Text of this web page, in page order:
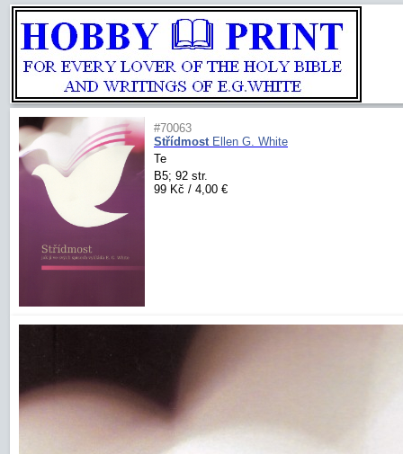
#70063
Střídmost Ellen G. White
Te
B5; 92 str.
99 Kč / 4,00 €